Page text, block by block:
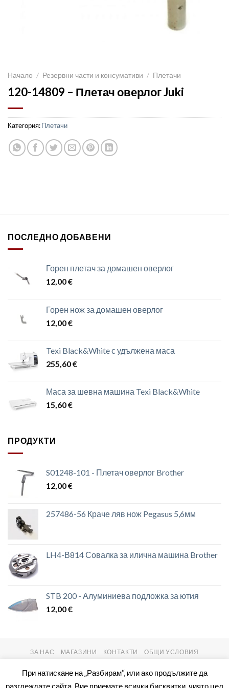
Начало / Резервни части и консумативи / Плетачи
120-14809 – Плетач оверлог Juki
Категория:Плетачи
ПОСЛЕДНО ДОБАВЕНИ
Горен плетач за домашен оверлог
12,00€
Горен нож за домашен оверлог
12,00€
Texi Black&White с удължена маса
255,60€
Маса за шевна машина Texi Black&White
15,60€
ПРОДУКТИ
S01248-101 - Плетач оверлог Brother
12,00€
257486-56 Краче ляв нож Pegasus 5,6мм
LH4-В814 Совалка за илична машина Brother
STB 200 - Алуминиева подложка за ютия
12,00€
ЗА НАС МАГАЗИНИ КОНТАКТИ ОБЩИ УСЛОВИЯ
При натискане на „Разбирам“, или ако продължите да
разглеждате сайта, Вие приемате всички бисквитки, чиято цел